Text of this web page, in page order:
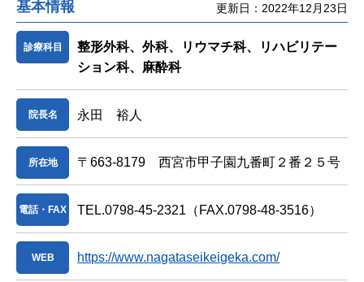
基本情報 更新日：2022年12月23日
診療科目
整形外科、外科、リウマチ科、リハビリテー
ション科、麻酔科
院長名 永田 裕人
所在地 〒663-8179 西宮市甲子園九番町２番２５号
電話・FAX TEL.0798-45-2321 （FAX.0798-48-3516）
WEB https://www.nagataseikeigeka.com/